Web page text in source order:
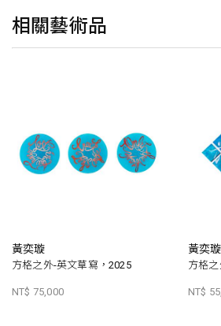
相關藝術品
黃奕璇
方格之外-英文草寫，2025
NT$ 75,000
黃奕璇
方格
NT$